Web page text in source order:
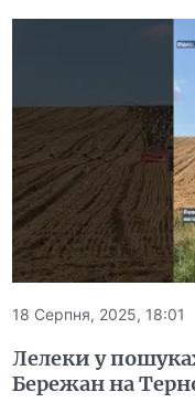
18 Серпня, 2025, 18:01
Лелеки у
Бережан на